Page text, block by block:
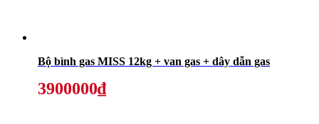
Bộ bình gas MISS 12kg + van gas + dây dẫn gas
3900000₫